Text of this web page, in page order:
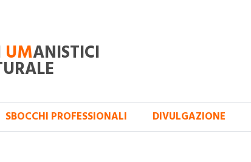
UMANISTICI
SBOCCHI PROFESSIONALI DIVULGAZIONE